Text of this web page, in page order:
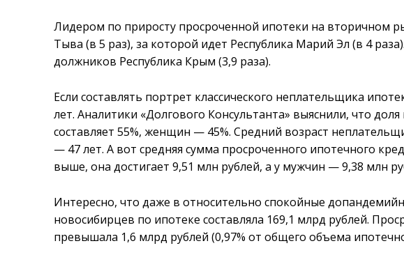
Лидером по приросту просроченной ипотеки на вторичном
Тыва (в 5 раз), за которой идет Республика Марий Эл (в 4
должников Республика Крым (3,9 раза).
Если составлять портрет классического неплательщика
лет. Аналитики «Долгового Консультанта» выяснили, что
составляет 55%, женщин — 45%. Средний возраст
— 47 лет. А вот средняя сумма просроченного ипотечного
выше, она достигает 9,51 млн рублей, а у мужчин — 9,38 млн
Интересно, что даже в относительно спокойные
новосибирцев по ипотеке составляла 169,1 млрд рублей.
превышала 1,6 млрд рублей (0,97% от общего объема